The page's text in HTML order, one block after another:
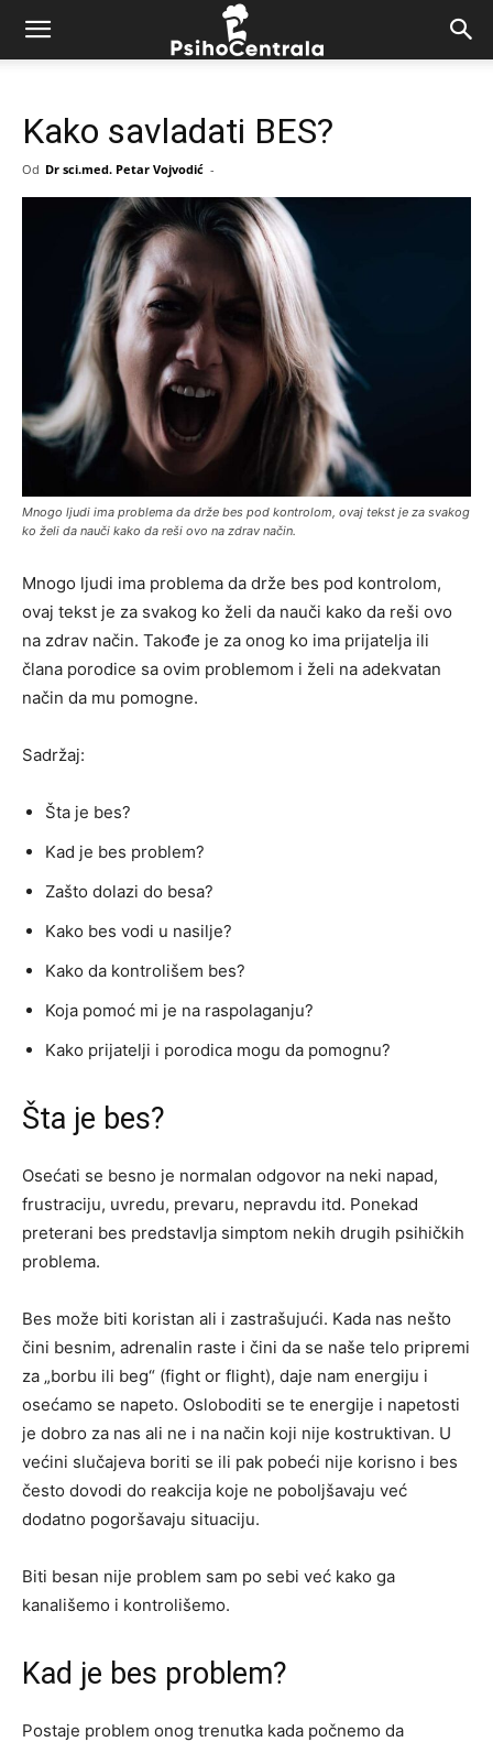
Kako savladati BES?
Od Dr sci.med. Petar Vojvodić -
Mnogo ljudi ima problema da drže bes pod kontrolom, ovaj tekst je za svakog
ko želi da nauči kako da reši ovo na zdrav način.
Mnogo ljudi ima problema da drže bes pod kontrolom,
ovaj tekst je za svakog ko želi da nauči kako da reši ovo
na zdrav način. Takođe je za onog ko ima prijatelja ili
člana porodice sa ovim problemom i želi na adekvatan
način da mu pomogne.
Sadržaj:
Šta je bes?
Kad je bes problem?
Zašto dolazi do besa?
Kako bes vodi u nasilje?
Kako da kontrolišem bes?
Koja pomoć mi je na raspolaganju?
Kako prijatelji i porodica mogu da pomognu?
Šta je bes?
Osećati se besno je normalan odgovor na neki napad,
frustraciju, uvredu, prevaru, nepravdu itd. Ponekad
preterani bes predstavlja simptom nekih drugih psihičkih
problema.
Bes može biti koristan ali i zastrašujući. Kada nas nešto
čini besnim, adrenalin raste i čini da se naše telo pripremi
za „borbu ili beg“ (fight or flight), daje nam energiju i
osećamo se napeto. Osloboditi se te energije i napetosti
je dobro za nas ali ne i na način koji nije kostruktivan. U
većini slučajeva boriti se ili pak pobeći nije korisno i bes
često dovodi do reakcija koje ne poboljšavaju već
dodatno pogoršavaju situaciju.
Biti besan nije problem sam po sebi već kako ga
kanališemo i kontrolišemo.
Kad je bes problem?
Postaje problem onog trenutka kada počnemo da